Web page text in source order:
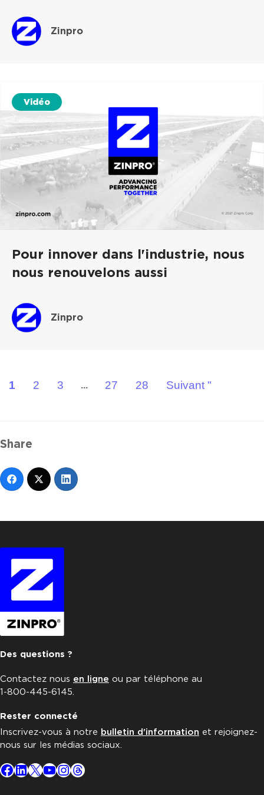
Zinpro
Vidéo
Pour innover dans l'industrie, nous
nous renouvelons aussi
Zinpro
1 2 3 ... 27 28 Suivant "
Share
Des questions ?
Contactez nous en ligne ou par téléphone au
1-800-445-6145.
Rester connecté
Inscrivez-vous à notre bulletin d'information et rejoignez-
nous sur les médias sociaux.
Facebook
LinkedIn
X YouTube
Instagram
Threads